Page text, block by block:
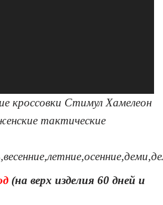
кроссовки Стимул Хамелеон
тактические
(на верх изделия 60 дней и